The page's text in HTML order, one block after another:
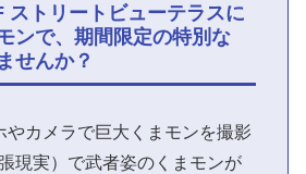
ストリートビューテラスに
ンで、期間限定の特別な
せんか？
やカメラで巨大くまモンを撮影
現実）で武者姿のくまモンが